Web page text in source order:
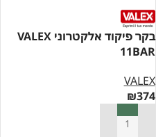
בקר פיקוד אלקטרוני VALEX
11BAR
VALEX
₪374
הוספה לסל